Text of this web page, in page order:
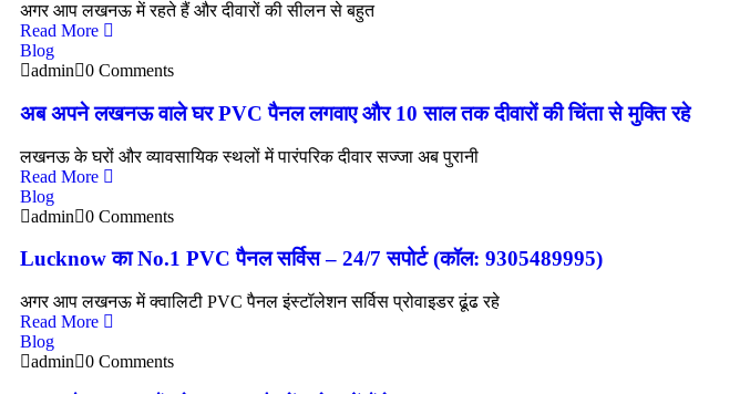
अगर आप लखनऊ में रहते हैं और दीवारों की सीलन से बहुत
Read More
Blog
admin
0 Comments
अब अपने लखनऊ वाले घर PVC पैनल लगवाए और 10 साल तक दीवारों की चिंता से मुक्ति रहे
लखनऊ के घरों और व्यावसायिक स्थलों में पारंपरिक दीवार सज्जा अब पुरानी
Read More
Blog
admin
0 Comments
Lucknow का No.1 PVC पैनल सर्विस – 24/7 सपोर्ट (कॉल: 9305489995)
अगर आप लखनऊ में क्वालिटी PVC पैनल इंस्टॉलेशन सर्विस प्रोवाइडर ढूंढ रहे
Read More
Blog
admin
0 Comments